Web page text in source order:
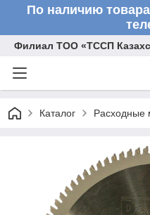
По наличию
Филиал ТОО «ТССП
Каталог Расходные